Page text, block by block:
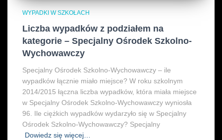
WYPADKI W SZKOŁACH
Liczba wypadków z podziałem na
kategorie – Specjalny Ośrodek Szkolno-
Wychowawczy
Specjalny Ośrodek Szkolno-Wychowawczy – ile
wypadków łącznie miało miejsce? W roku szkolnym
2014/2015 łączna liczba wypadków, która miała miejsce
w Specjalny Ośrodek Szkolno-Wychowawczy wyniosła
96. Ile ciężkich wypadków wydarzyło się w Specjalny
Ośrodek Szkolno-Wychowawczy? Specjalny
Dowiedz się więcej…